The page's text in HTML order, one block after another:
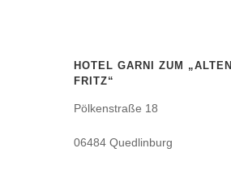
HOTEL GARNI ZUM „ALTEN
FRITZ“
Pölkenstraße 18
06484 Quedlinburg